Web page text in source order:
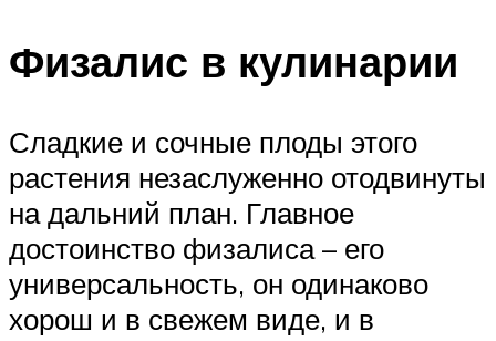
Физалис в кулинарии
Сладкие и сочные плоды этого
растения незаслуженно отодвинуты
на дальний план. Главное
достоинство физалиса – его
универсальность, он одинаково
хорош и в свежем виде, и в